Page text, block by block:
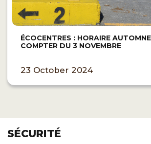
ÉCOCENTRES : HORAIRE
COMPTER DU 3 NOVEMBRE
23 October 2024
SÉCURITÉ